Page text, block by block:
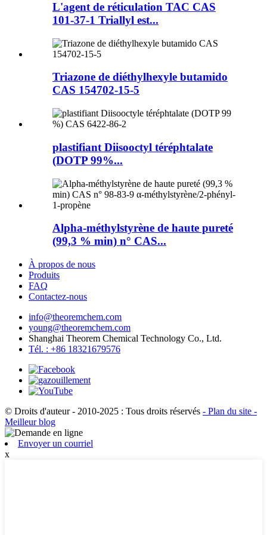
L'agent de réticulation TAC CAS
101-37-1 Triallyl est...
Triazone de diéthylhexyle butamido
CAS 154702-15-5
plastifiant Diisooctyl téréphtalate
(DOTP 99%...
Alpha-méthylstyrène de haute pureté
(99,3 % min) n° CAS...
À propos de nous
Produits
FAQ
Contactez-nous
info@theoremchem.com
young@theoremchem.com
Shanghai Theorem Chemical Technology Co., Ltd.
Tél. : +86 18321679576
© Droits d'auteur - 2010-2025 : Tous droits réservés - Plan du site -
Meilleur blog
Envoyer un courriel
x